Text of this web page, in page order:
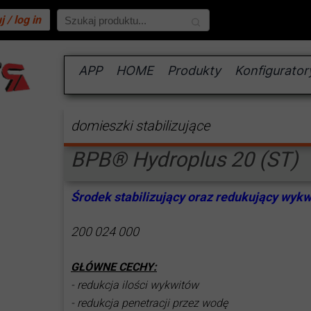
/ log in
APP HOME Produkty
domieszki do jastrychów
domieszki opóźniające
domieszki plastyfikujące
domieszki przyspieszające
dodatki specjalne
inne środki
konfiguracja
porównanie
porównanie
porównanie
domieszki stabilizujące
BPB® Hydroplus 20 (ST)
Środek stabilizujący oraz redukujący
200 024 000
GŁÓWNE CECHY:
- redukcja ilości wykwitów
- redukcja penetracji przez wodę